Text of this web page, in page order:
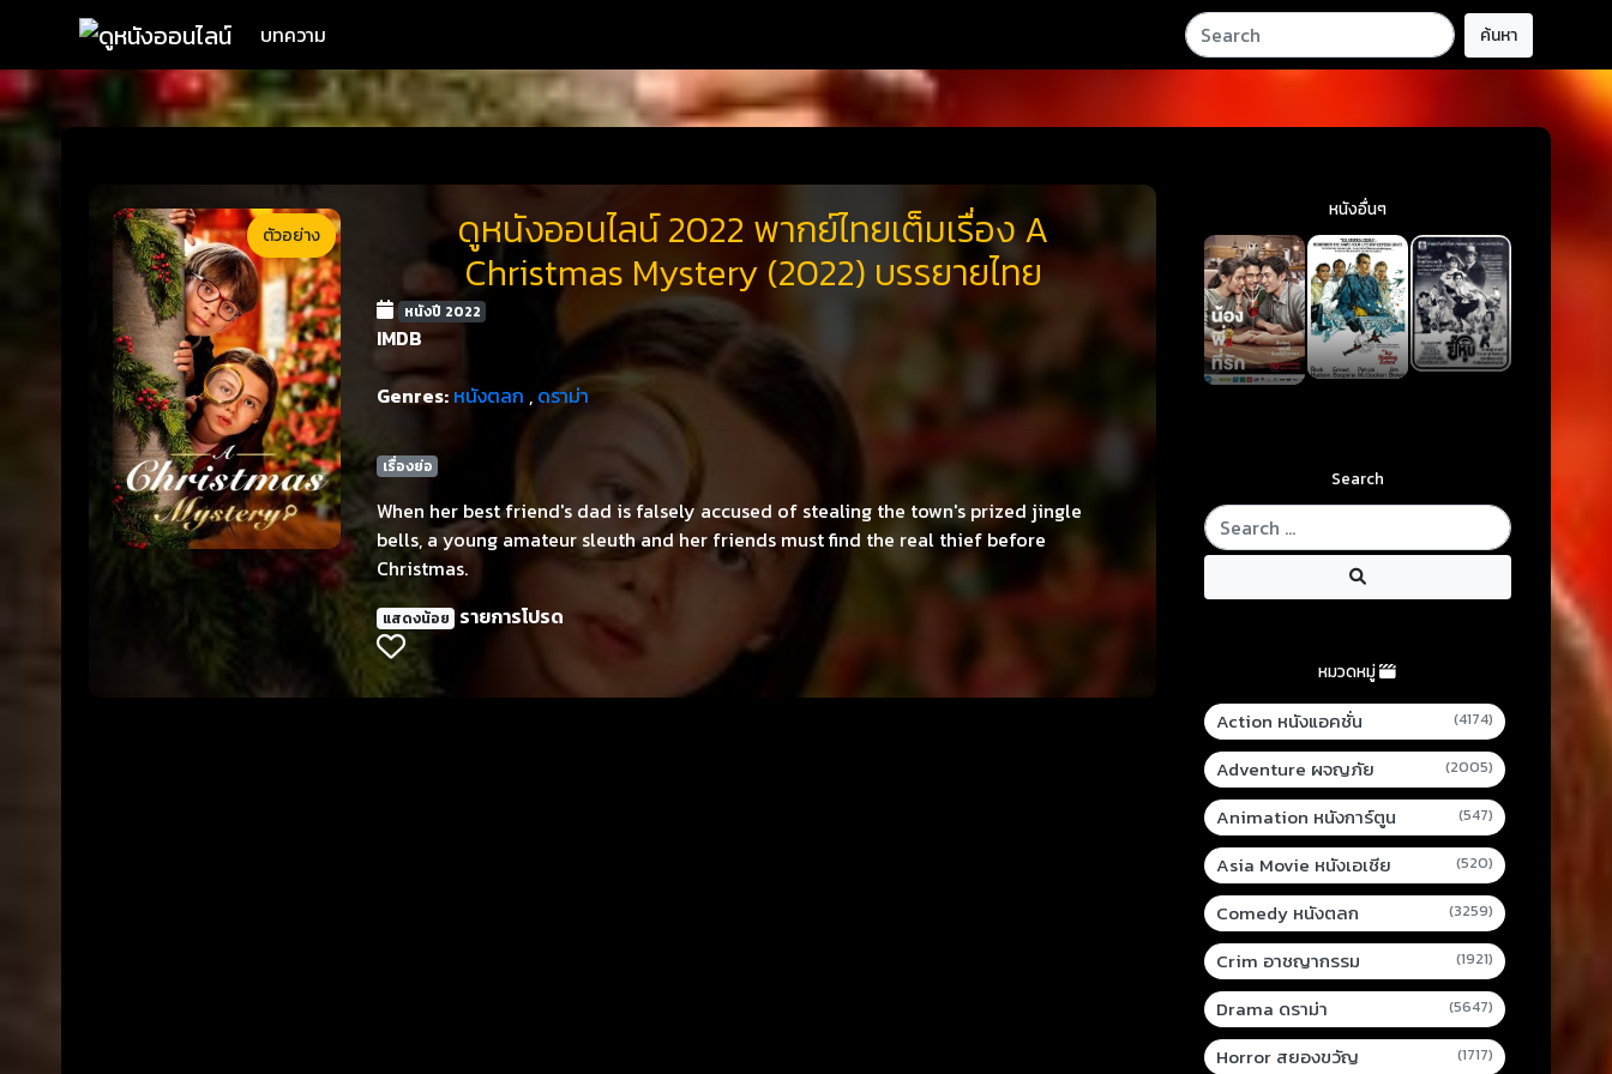
บทความ ค้นหา
ตัวอย่าง
ดูหนังออนไลน์ 2022 พากย์ไทยเต็มเรื่อง A
Christmas Mystery (2022) บรรยายไทย
หนังปี 2022
IMDB
Genres: หนังตลก , ดราม่า
เรื่องย่อ
When her best friend's dad is falsely accused of stealing the town's prized jingle
bells, a young amateur sleuth and her friends must find the real thief before
Christmas.
แสดงน้อย รายการโปรด
หนังอื่นๆ
Search
หมวดหมู่
Action หนังแอคชั่น (4174)
Adventure ผจญภัย (2005)
Animation หนังการ์ตูน (547)
Asia Movie หนังเอเชีย (520)
Comedy หนังตลก (3259)
Crim อาชญากรรม (1921)
Drama ดราม่า (5647)
Horror สยองขวัญ (1717)